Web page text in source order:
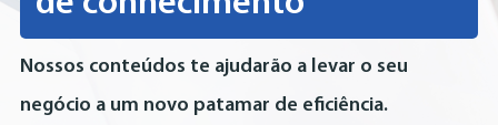
Nossos conteúdos te ajudarão a levar o seu
negócio a um novo patamar de eficiência.